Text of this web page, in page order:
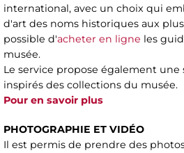
international, avec un choix qui
d'art des noms historiques aux
possible d'acheter en ligne les
musée.
Le service propose également
inspirés des collections du musée.
Pour en savoir plus
PHOTOGRAPHIE ET VIDÉO
Il est permis de prendre des